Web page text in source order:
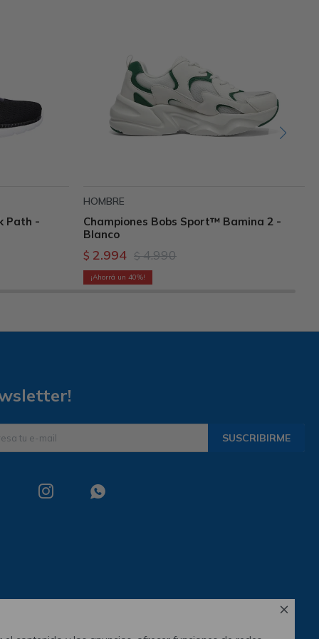

Path -
HOMBRE
Championes Bobs Sport™ Bamina 2 -
Blanco
$ 2.994 $ 4.990
40
SUSCRIBIRME
 